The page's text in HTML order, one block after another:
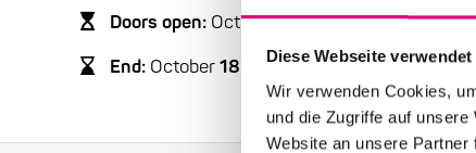
Diese Webseite
Wir verwenden Cookies,
und die Zugriffe auf
Website an unsere
Doors open: October18, 2009 – 10:30 a.m.
End: October18 , 2009 – 1:30 p.m.